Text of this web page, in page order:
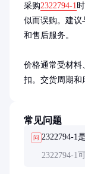
采购2322794-1
似而误购。建议
和售后服务。
价格通常受材料
扣。交货周期和
常见问题
问 2322794-1
2322794-1